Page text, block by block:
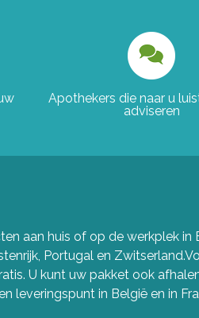
Apothekers die naar u
adviseren
aan huis of op de werkplek in
Portugal en
U kunt uw pakket ook
leveringspunt in België en in